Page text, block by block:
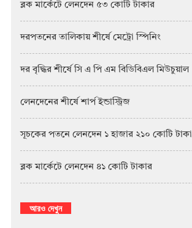
ব্লক মার্কেটে লেনদেন ৫৩ কোটি টাকার
দরপতনের তালিকায় শীর্ষে মেট্রো স্পিনিং
দর বৃদ্ধির শীর্ষে সি এ পি এম বিডিবিএল মিউচুয়াল
লেনদেনের শীর্ষে শার্প ইন্ডাস্ট্রিজ
সূচকের পতনে লেনদেন ১ হাজার ২১০ কোটি টাকা
ব্লক মার্কেটে লেনদেন ৪১ কোটি টাকার
আরও দেখুন